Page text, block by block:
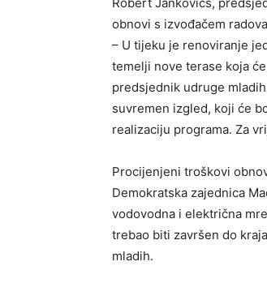
obnovi s izvođačem
– U tijeku je renoviranje
temelji nove terase koja
predsjednik udruge
suvremen izgled, koji će
realizaciju programa. Za
Procijenjeni troškovi
Demokratska zajednica
vodovodna i električna
trebao biti završen do
mladih.